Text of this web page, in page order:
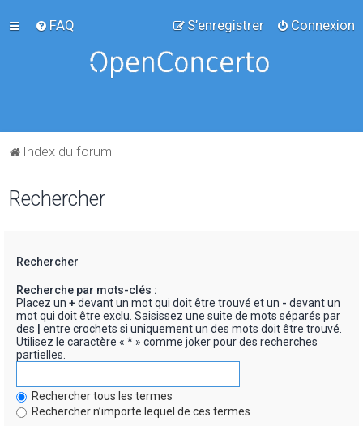
FAQ Connexion
S’enregistrer
Index du forum
Rechercher
Rechercher
Recherche par mots-clés :
Placez un + devant un mot qui doit être trouvé et un - devant un
mot qui doit être exclu. Saisissez une suite de mots séparés par
des
entre crochets si uniquement un des mots doit être trouvé.
Utilisez le caractère « * » comme joker pour des recherches
partielles.
Rechercher tous les termes
Rechercher n’importe lequel de ces termes